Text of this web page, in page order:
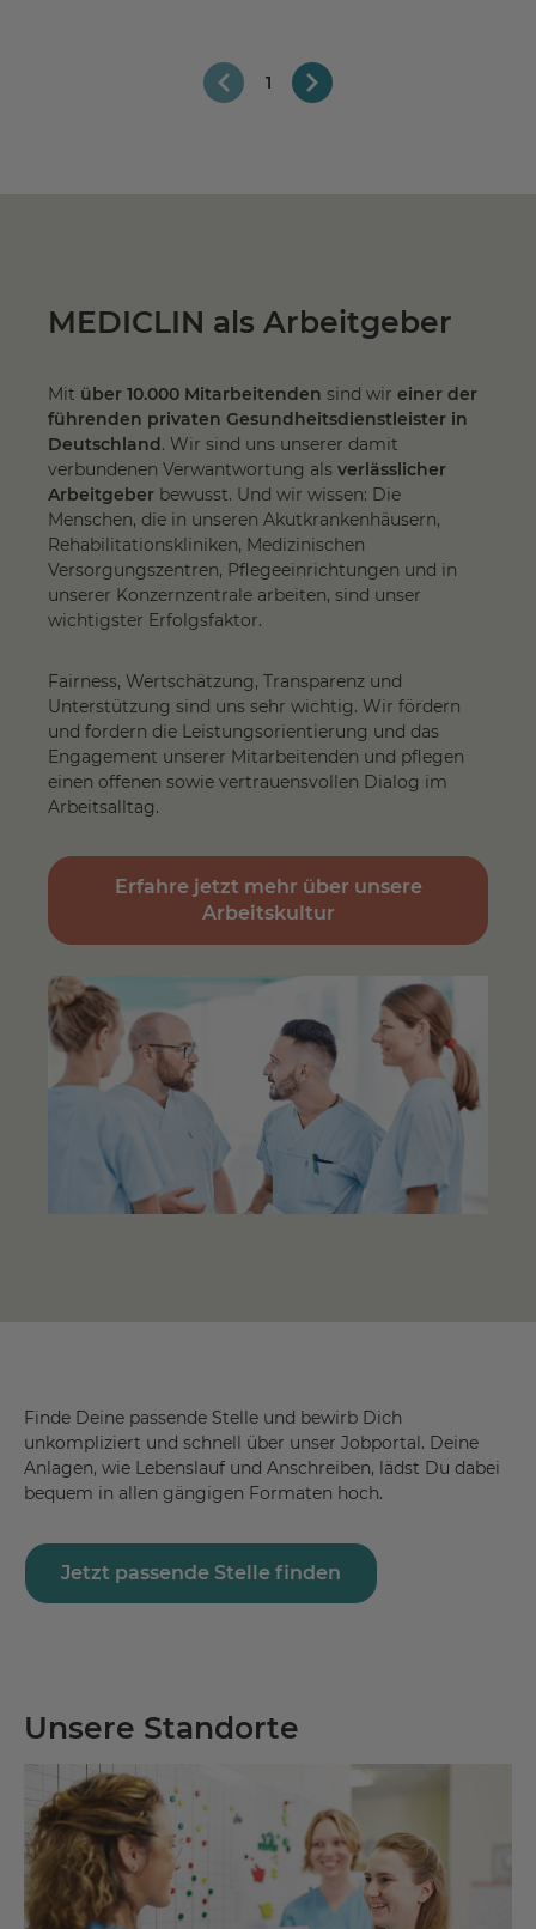
1
MEDICLIN als Arbeitgeber
Mit über 10.000 Mitarbeitenden sind wir einer der
führenden privaten Gesundheitsdienstleister in
Deutschland. Wir sind uns unserer damit
verbundenen Verwantwortung als verlässlicher
Arbeitgeber bewusst. Und wir wissen: Die
Menschen, die in unseren Akutkrankenhäusern,
Rehabilitationskliniken, Medizinischen
Versorgungszentren, Pflegeeinrichtungen und in
unserer Konzernzentrale arbeiten, sind unser
wichtigster Erfolgsfaktor.
Fairness, Wertschätzung, Transparenz und
Unterstützung sind uns sehr wichtig. Wir fördern
und fordern die Leistungsorientierung und das
Engagement unserer Mitarbeitenden und pflegen
einen offenen sowie vertrauensvollen Dialog im
Arbeitsalltag.
Erfahre jetzt mehr über unsere
Arbeitskultur
Finde Deine passende Stelle und bewirb Dich
unkompliziert und schnell über unser Jobportal. Deine
Anlagen, wie Lebenslauf und Anschreiben, lädst Du dabei
bequem in allen gängigen Formaten hoch.
Jetzt passende Stelle finden
Unsere Standorte